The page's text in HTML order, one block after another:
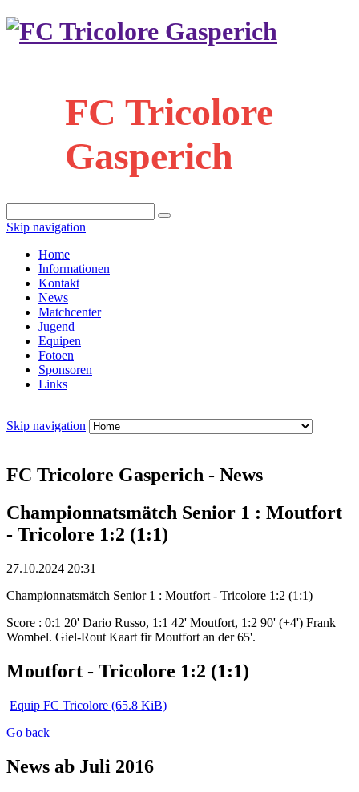
FC Tricolore
Gasperich
Skip navigation
Home
Informationen
Kontakt
News
Matchcenter
Jugend
Equipen
Fotoen
Sponsoren
Links
Skip navigation
FC Tricolore Gasperich - News
Championnatsmätch Senior 1 : Moutfort
- Tricolore 1:2 (1:1)
27.10.2024 20:31
Championnatsmätch Senior 1 : Moutfort - Tricolore 1:2 (1:1)
Score : 0:1 20' Dario Russo, 1:1 42' Moutfort, 1:2 90' (+4') Frank
Wombel. Giel-Rout Kaart fir Moutfort an der 65'.
Moutfort - Tricolore 1:2 (1:1)
Equip FC Tricolore (65.8 KiB)
Go back
News ab Juli 2016